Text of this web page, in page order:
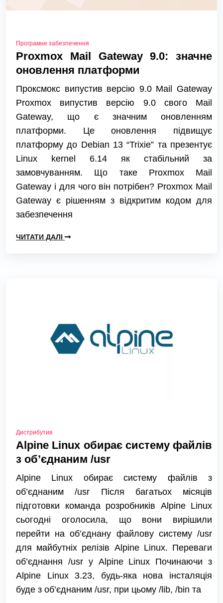
Програмне забезпечення
Proxmox Mail Gateway 9.0: значне
оновлення платформи
Проксмокс випустив версію 9.0 Mail Gateway
Proxmox випустив версію 9.0 свого Mail
Gateway, що є значним оновленням
платформи. Це оновлення підвищує
платформу до Debian 13 “Trixie” та презентує
Linux kernel 6.14 як стабільний за
замовчуванням. Що таке Proxmox Mail
Gateway і для чого він потрібен? Proxmox Mail
Gateway є рішенням з відкритим кодом для
забезпечення
ЧИТАТИ ДАЛІ
Дистрибутив
Alpine Linux обирає систему файлів
з об’єднаним /usr
Alpine Linux обирає систему файлів з
об’єднаним /usr Після багатьох місяців
підготовки команда розробників Alpine Linux
сьогодні оголосила, що вони вирішили
перейти на об’єднану файлову систему /usr
для майбутніх релізів Alpine Linux. Переваги
об’єднання /usr у Alpine Linux Починаючи з
Alpine Linux 3.23, будь-яка нова інсталяція
буде з об’єднаним /usr, при цьому /lib, /bin та